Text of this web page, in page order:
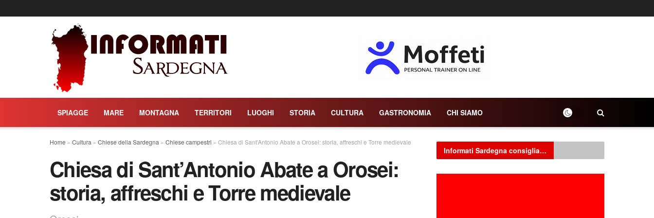
SPIAGGE MARE MONTAGNA TERRITORI LUOGHI STORIA CULTURA GASTRONOMIA CHI SIAMO
Home » Cultura » Chiese della Sardegna » Chiese campestri » Chiesa di Sant’Antonio Abate a Orosei: storia, affreschi e Torre medievale
Chiesa di Sant’Antonio Abate a Orosei:
storia, affreschi e Torre medievale
Informati Sardegna consiglia…